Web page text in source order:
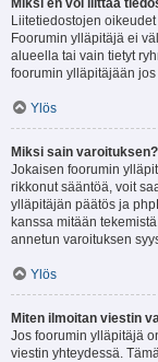
Miksi en voi liittää
Liitetiedostojen
Foorumin ylläpitäjä ei
alueella tai vain tietyt
foorumin ylläpitäjään
Ylös
Miksi sain varoituksen?
Jokaisen foorumin
rikkonut sääntöä, voit
ylläpitäjän päätös ja
kanssa mitään
annetun varoituksen
Ylös
Miten ilmoitan viestin
Jos foorumin ylläpitäjä
viestin yhteydessä.